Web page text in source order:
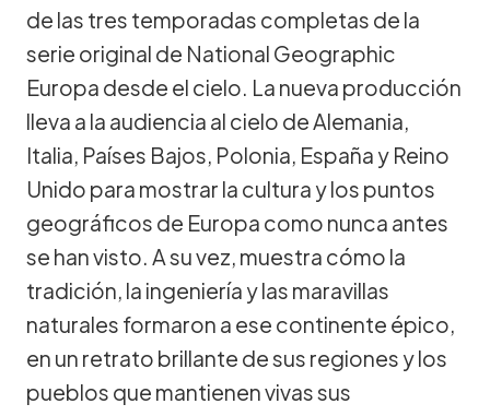
de las tres temporadas completas de la
serie original de National Geographic
Europa desde el cielo. La nueva producción
lleva a la audiencia al cielo de Alemania,
Italia, Países Bajos, Polonia, España y Reino
Unido para mostrar la cultura y los puntos
geográficos de Europa como nunca antes
se han visto. A su vez, muestra cómo la
tradición, la ingeniería y las maravillas
naturales formaron a ese continente épico,
en un retrato brillante de sus regiones y los
pueblos que mantienen vivas sus